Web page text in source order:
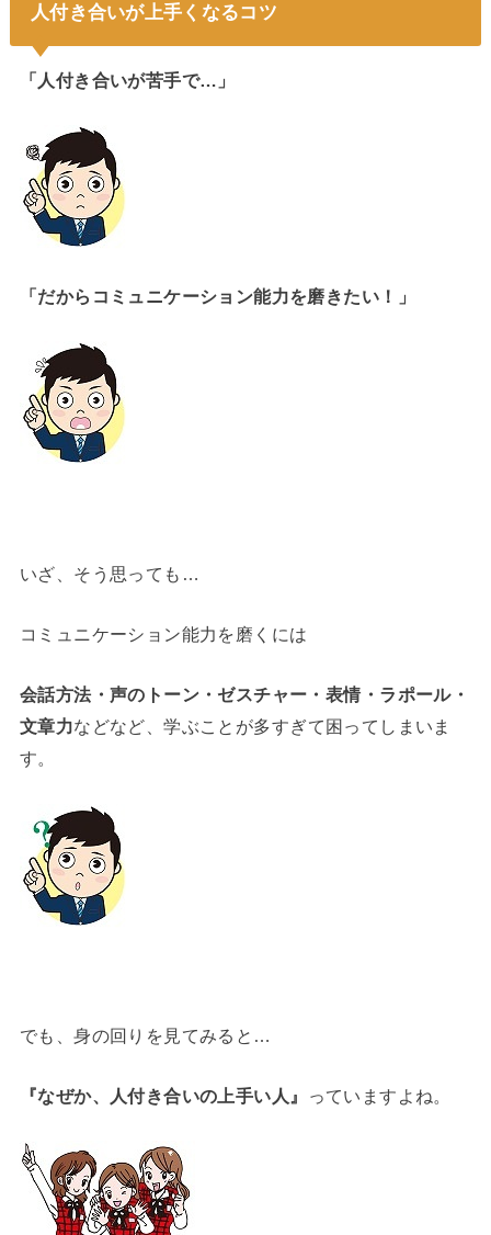
人付き合いが上手くなるコツ
「人付き合いが苦手で…」
「だからコミュニケーション能力を磨きたい！」
いざ、そう思っても…
コミュニケーション能力を磨くには
会話方法・声のトーン・ゼスチャー・表情・ラポール・
文章力などなど、学ぶことが多すぎて困ってしまいま
す。
でも、身の回りを見てみると…
『なぜか、人付き合いの上手い人』 っていますよね。